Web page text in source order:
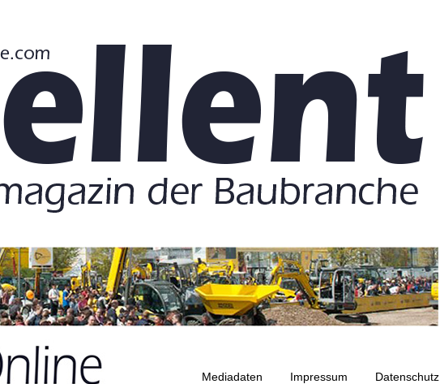
Mediadaten Impressum Datenschutz